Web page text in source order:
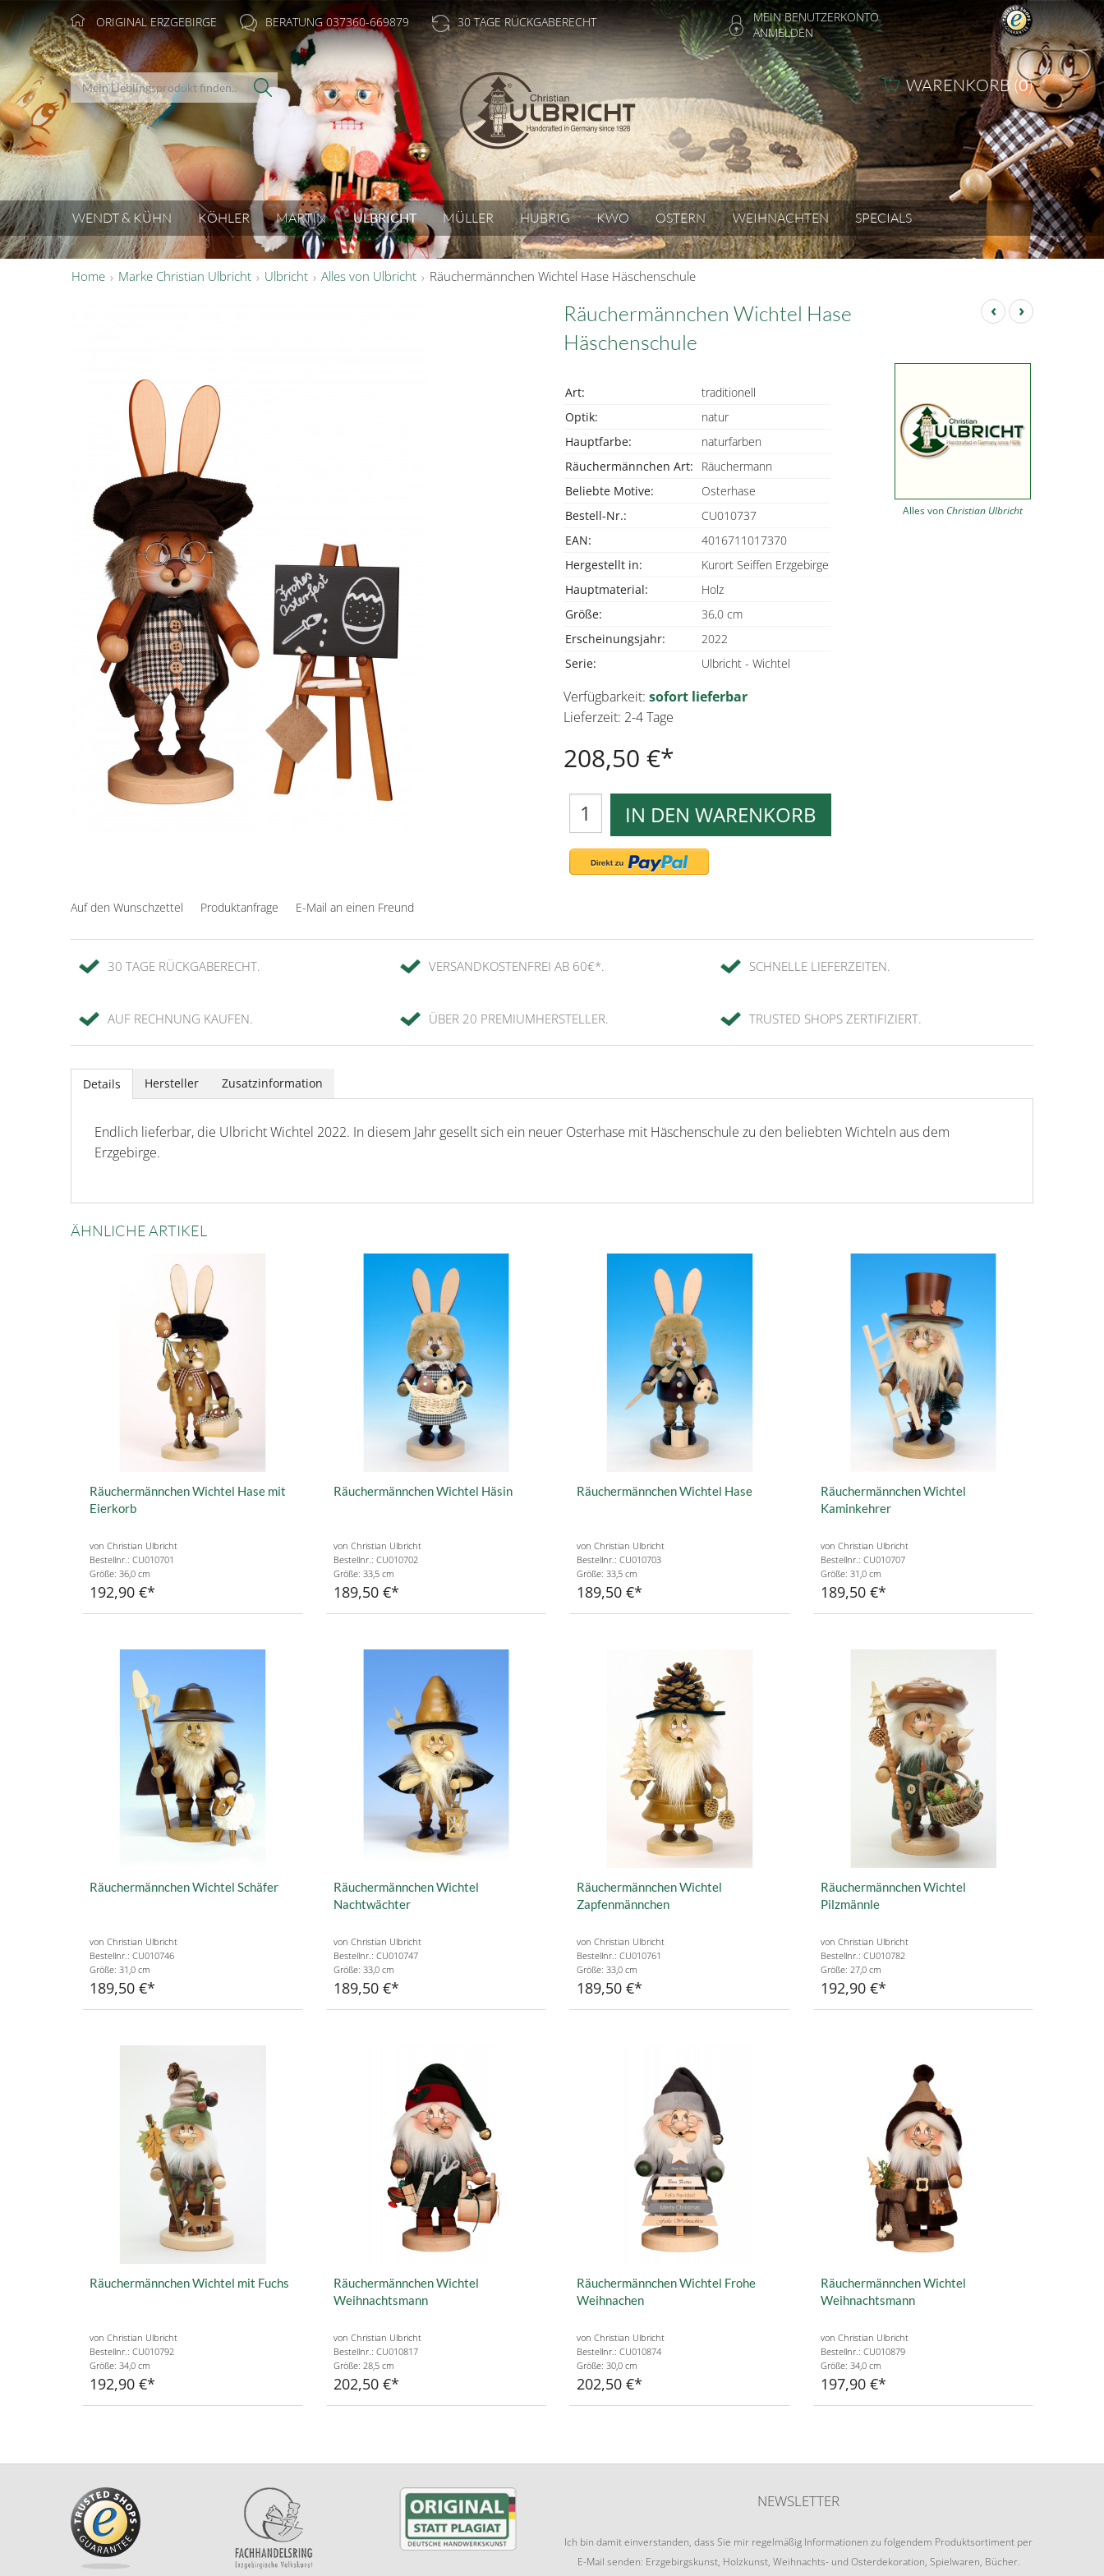
ORIGINAL ERZGEBIRGE BERATUNG 037360-669879 30 TAGE RÜCKGABERECHT
MEIN BENUTZERKONTO
ANMELDEN
WARENKORB (0)
WENDT & KÜHN KÖHLER MARTIN ULBRICHT MÜLLER HUBRIG KWO OSTERN WEIHNACHTEN SPECIALS
Home Marke Christian Ulbricht Ulbricht Alles von Ulbricht Räuchermännchen Wichtel Hase Häschenschule
‹ ›
Räuchermännchen Wichtel Hase
Häschenschule
Art:
traditionell
Optik:
natur
Hauptfarbe:
naturfarben
Räuchermännchen Art:
Räuchermann
Beliebte Motive:
Osterhase
Bestell-Nr.:
CU010737
EAN:
4016711017370
Hergestellt in:
Kurort Seiffen Erzgebirge
Hauptmaterial:
Holz
Größe:
36,0 cm
Erscheinungsjahr:
2022
Serie:
Ulbricht - Wichtel
Alles von Christian Ulbricht
Verfügbarkeit: sofort lieferbar
Lieferzeit: 2-4 Tage
208,50 €
IN DEN WARENKORB
Auf den Wunschzettel Produktanfrage E-Mail an einen Freund
30 TAGE RÜCKGABERECHT. VERSANDKOSTENFREI AB 60€*. SCHNELLE LIEFERZEITEN.
AUF RECHNUNG KAUFEN. ÜBER 20 PREMIUMHERSTELLER. TRUSTED SHOPS ZERTIFIZIERT.
Details Hersteller Zusatzinformation
Endlich lieferbar, die Ulbricht Wichtel 2022. In diesem Jahr gesellt sich ein neuer Osterhase mit Häschenschule zu den beliebten Wichteln aus dem
Erzgebirge.
ÄHNLICHE ARTIKEL
Räuchermännchen Wichtel Hase mit
Eierkorb
von Christian Ulbricht
Bestellnr.: CU010701
Größe: 36,0 cm
192,90 €
Räuchermännchen Wichtel Häsin
von Christian Ulbricht
Bestellnr.: CU010702
Größe: 33,5 cm
189,50 €
Räuchermännchen Wichtel Hase
von Christian Ulbricht
Bestellnr.: CU010703
Größe: 33,5 cm
189,50 €
Räuchermännchen Wichtel
Kaminkehrer
von Christian Ulbricht
Bestellnr.: CU010707
Größe: 31,0 cm
189,50 €
Räuchermännchen Wichtel Schäfer
von Christian Ulbricht
Bestellnr.: CU010746
Größe: 31,0 cm
189,50 €
Räuchermännchen Wichtel
Nachtwächter
von Christian Ulbricht
Bestellnr.: CU010747
Größe: 33,0 cm
189,50 €
Räuchermännchen Wichtel
Zapfenmännchen
von Christian Ulbricht
Bestellnr.: CU010761
Größe: 33,0 cm
189,50 €
Räuchermännchen Wichtel
Pilzmännle
von Christian Ulbricht
Bestellnr.: CU010782
Größe: 27,0 cm
192,90 €
Räuchermännchen Wichtel mit Fuchs
von Christian Ulbricht
Bestellnr.: CU010792
Größe: 34,0 cm
192,90 €
Räuchermännchen Wichtel
Weihnachtsmann
von Christian Ulbricht
Bestellnr.: CU010817
Größe: 28,5 cm
202,50 €
Räuchermännchen Wichtel Frohe
Weihnachen
von Christian Ulbricht
Bestellnr.: CU010874
Größe: 30,0 cm
202,50 €
Räuchermännchen Wichtel
Weihnachtsmann
von Christian Ulbricht
Bestellnr.: CU010879
Größe: 34,0 cm
197,90 €
NEWSLETTER
Ich bin damit einverstanden, dass Sie mir regelmäßig Informationen zu folgendem Produktsortiment per
E-Mail senden: Erzgebirgskunst, Holzkunst, Weihnachts- und Osterdekoration, Spielwaren, Bücher.